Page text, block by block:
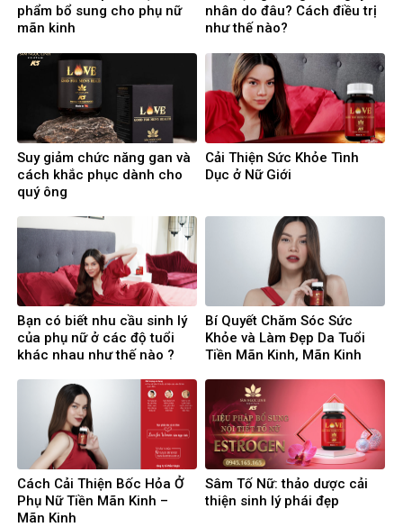
phẩm bổ sung cho phụ nữ
mãn kinh
nhân do đâu? Cách điều trị
như thế nào?
Suy giảm chức năng gan và
cách khắc phục dành cho
quý ông
Cải Thiện Sức Khỏe Tình
Dục ở Nữ Giới
Bạn có biết nhu cầu sinh lý
của phụ nữ ở các độ tuổi
khác nhau như thế nào ?
Bí Quyết Chăm Sóc Sức
Khỏe và Làm Đẹp Da Tuổi
Tiền Mãn Kinh, Mãn Kinh
Cách Cải Thiện Bốc Hỏa Ở
Phụ Nữ Tiền Mãn Kinh –
Mãn Kinh
Sâm Tố Nữ: thảo dược cải
thiện sinh lý phái đẹp